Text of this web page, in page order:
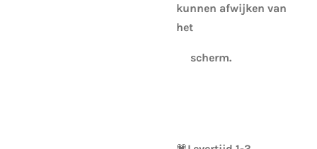
kunnen afwijken van
het
scherm.